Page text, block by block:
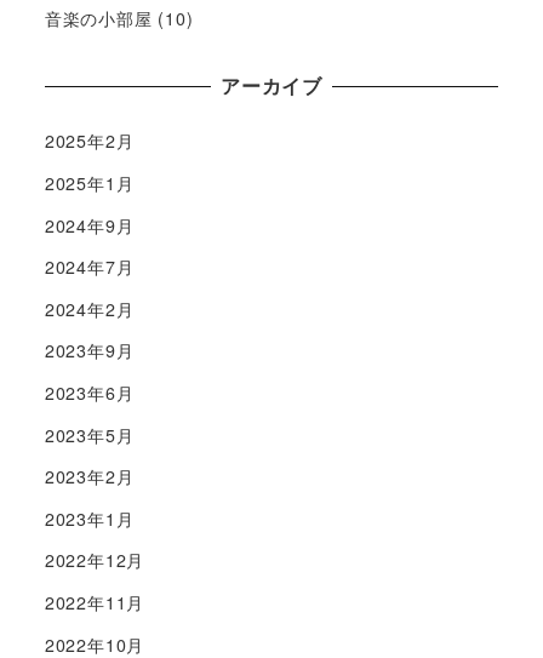
音楽の小部屋 (10)
アーカイブ
2025年2月
2025年1月
2024年9月
2024年7月
2024年2月
2023年9月
2023年6月
2023年5月
2023年2月
2023年1月
2022年12月
2022年11月
2022年10月